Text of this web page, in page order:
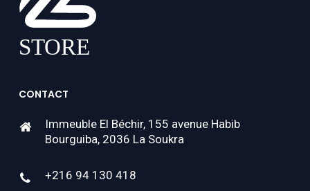
CONTACT
Immeuble El Béchir, 155 avenue Habib
Bourguiba, 2036 La Soukra
+216 94 130 418